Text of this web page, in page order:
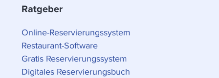
Ratgeber
Online-Reservierungssystem
Restaurant-Software
Gratis Reservierungssystem
Digitales Reservierungsbuch